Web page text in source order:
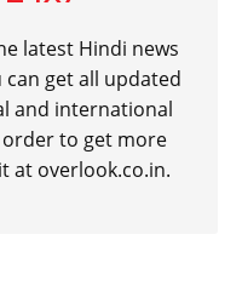
latest Hindi news
get all updated
and international
to get more
at overlook.co.in.